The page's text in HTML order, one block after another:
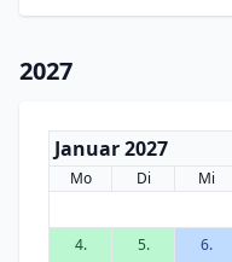
2027
Januar 2027
Mo Di Mi
4.
5. 6.